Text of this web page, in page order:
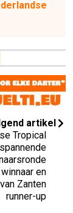
artikel
Tropical
en
Zanten
runner-up